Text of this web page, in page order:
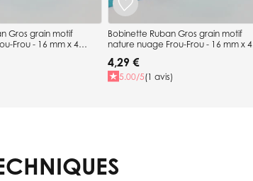
Gros grain motif
Frou - 16 mm x 4
Bobinette Ruban Gros grain motif
nature nuage Frou-Frou - 16 mm x 4
4,29 €
5.00/5(1 avis)